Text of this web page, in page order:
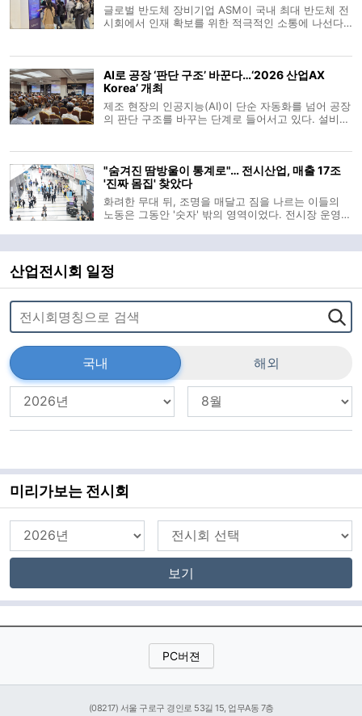
글로벌 반도체 장비기업 ASM이 국내 최대 반도체 전
시회에서 인재 확보를 위한 적극적인 소통에 나선다.
10일 밝혔다. 부스 2층 통
AI로 공장 ‘판단 구조’ 바꾼다…‘2026 산업AX
Korea’ 개최
제조 현장의 인공지능(AI)이 단순 자동화를 넘어 공장
의 판단 구조를 바꾸는 단계로 들어서고 있다. 설비가
이 같은 산업 현장의 변화를
"숨겨진 땀방울이 통계로"… 전시산업, 매출 17조
'진짜 몸집' 찾았다
화려한 무대 뒤, 조명을 매달고 짐을 나르는 이들의
노동은 그동안 '숫자' 밖의 영역이었다. 전시장 운영자
보이지 않던 가치를 공식 통계로 소환하며 전시산업
의 '진짜 몸집'을 드러냈
산업전시회 일정
국내 해외
미리가보는 전시회
보기
PC버젼
(08217) 서울 구로구 경인로 53길 15, 업무A동 7층